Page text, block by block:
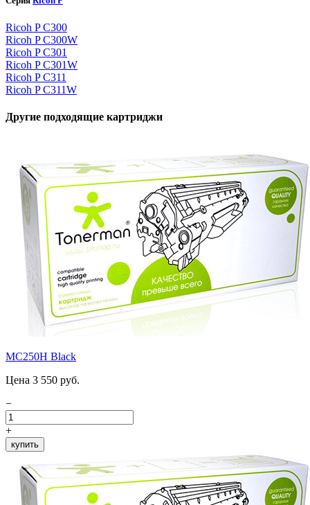
Ricoh P C300
Ricoh P C300W
Ricoh P C301
Ricoh P C301W
Ricoh P C311
Ricoh P C311W
Другие подходящие картриджи
MC250H Black
Цена 3 550 руб.
−
+
купить